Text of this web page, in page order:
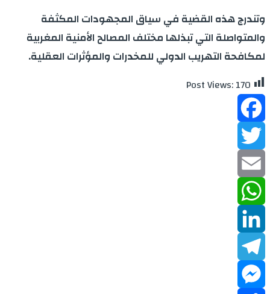
وتندرج هذه القضية في سياق المجهودات المكثفة
والمتواصلة التي تبذلها مختلف المصالح الأمنية المغربية
لمكافحة التهريب الدولي للمخدرات والمؤثرات العقلية.
Post Views:170
Facebook
Twitter
Email
WhatsApp
LinkedIn
Telegram